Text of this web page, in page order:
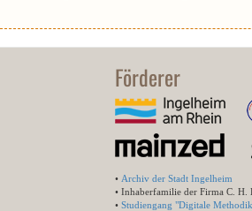
Förderer
• Archiv der Stadt Ingelheim
• Inhaberfamilie der Firma C.
• Studiengang "Digitale